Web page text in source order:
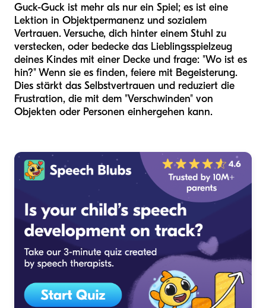
Guck-Guck ist mehr als nur ein Spiel; es ist eine
Lektion in Objektpermanenz und sozialem
Vertrauen. Versuche, dich hinter einem Stuhl zu
verstecken, oder bedecke das Lieblingsspielzeug
deines Kindes mit einer Decke und frage: "Wo ist es
hin?" Wenn sie es finden, feiere mit Begeisterung.
Dies stärkt das Selbstvertrauen und reduziert die
Frustration, die mit dem "Verschwinden" von
Objekten oder Personen einhergehen kann.